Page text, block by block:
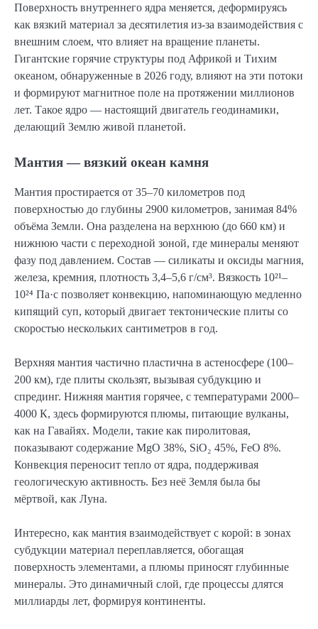
Поверхность внутреннего ядра меняется, деформируясь
как вязкий материал за десятилетия из-за взаимодействия с
внешним слоем, что влияет на вращение планеты.
Гигантские горячие структуры под Африкой и Тихим
океаном, обнаруженные в 2026 году, влияют на эти потоки
и формируют магнитное поле на протяжении миллионов
лет. Такое ядро — настоящий двигатель геодинамики,
делающий Землю живой планетой.
Мантия — вязкий океан камня
Мантия простирается от 35–70 километров под
поверхностью до глубины 2900 километров, занимая 84%
объёма Земли. Она разделена на верхнюю (до 660 км) и
нижнюю части с переходной зоной, где минералы меняют
фазу под давлением. Состав — силикаты и оксиды магния,
железа, кремния, плотность 3,4–5,6 г/см³. Вязкость 10²¹–
10²⁴ Па·с позволяет конвекцию, напоминающую медленно
кипящий суп, который двигает тектонические плиты со
скоростью нескольких сантиметров в год.
Верхняя мантия частично пластична в астеносфере (100–
200 км), где плиты скользят, вызывая субдукцию и
спрединг. Нижняя мантия горячее, с температурами 2000–
4000 К, здесь формируются плюмы, питающие вулканы,
как на Гавайях. Модели, такие как пиролитовая,
показывают содержание MgO 38%, SiO₂ 45%, FeO 8%.
Конвекция переносит тепло от ядра, поддерживая
геологическую активность. Без неё Земля была бы
мёртвой, как Луна.
Интересно, как мантия взаимодействует с корой: в зонах
субдукции материал переплавляется, обогащая
поверхность элементами, а плюмы приносят глубинные
минералы. Это динамичный слой, где процессы длятся
миллиарды лет, формируя континенты.